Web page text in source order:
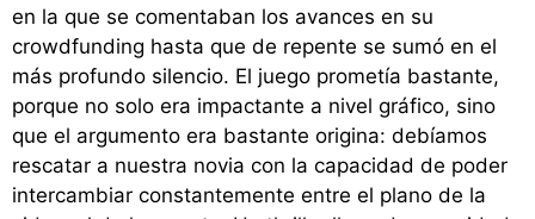
en la que se comentaban los avances en su
crowdfunding hasta que de repente se sumó en el
más profundo silencio. El juego prometía bastante,
porque no solo era impactante a nivel gráfico, sino
que el argumento era bastante origina: debíamos
rescatar a nuestra novia con la capacidad de poder
intercambiar constantemente entre el plano de la